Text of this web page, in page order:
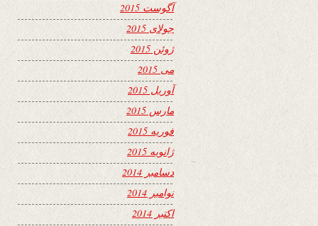
آگوست 2015
جولای 2015
ژوئن 2015
می 2015
آوریل 2015
مارس 2015
فوریه 2015
ژانویه 2015
دسامبر 2014
نوامبر 2014
اکتبر 2014